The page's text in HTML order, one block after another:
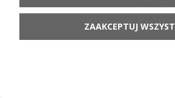
Filiżanka i spodek do
ZAAKCEPTUJ